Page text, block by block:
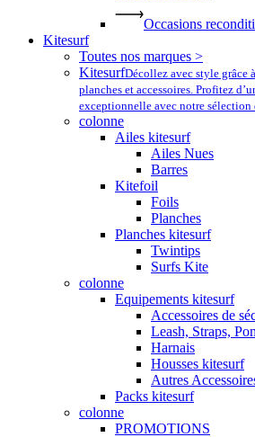
Occasions
Kitesurf
Toutes nos marques >
KitesurfDécollez avec style grâce
planches et accessoires. Profitez
exceptionnelle avec notre
colonne
Ailes kitesurf
Ailes Nues
Barres
Kitefoil
Foils
Planches
Planches kitesurf
Twintips
Surfs Kite
colonne
Equipements kitesurf
Accessoires de
Leash, Straps,
Harnais
Housses kitesurf
Autres
Packs kitesurf
colonne
PROMOTIONS